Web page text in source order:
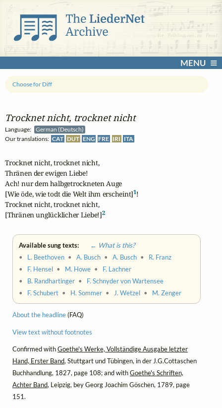
MENU
Trocknet nicht, trocknet nicht
Language:
German (Deutsch)
Our translations: CAT DUT ENG FRE IRI ITA
Choose for Diff
Trocknet nicht, trocknet nicht,
Thränen der ewigen Liebe!
Ach! nur dem halbgetrockneten Auge
[Wie öde, wie todt die Welt ihm erscheint]1!
Trocknet nicht, trocknet nicht,
[Thränen unglücklicher Liebe!]2
Available sung texts:
← What is this?
• L. Beethoven •A. Busch •A. Busch • R. Franz
• F. Hensel • M. Howe • F. Lachner
• B. Randhartinger • F. Schnyder von Wartensee
• F. Schubert • H. Sommer • J. Wetzel • M. Zenger
About the headline(FAQ)
View text without footnotes
Confirmed withGoethe's Werke, Vollständige Ausgabe letzter
Hand, Erster Band, Stuttgart und Tübingen, in der J.G.Cottaschen
Buchhandlung, 1827, page 108; and withGoethe's Schriften,
Achter Band, Leipzig, bey Georg Joachim Göschen, 1789, page
151.